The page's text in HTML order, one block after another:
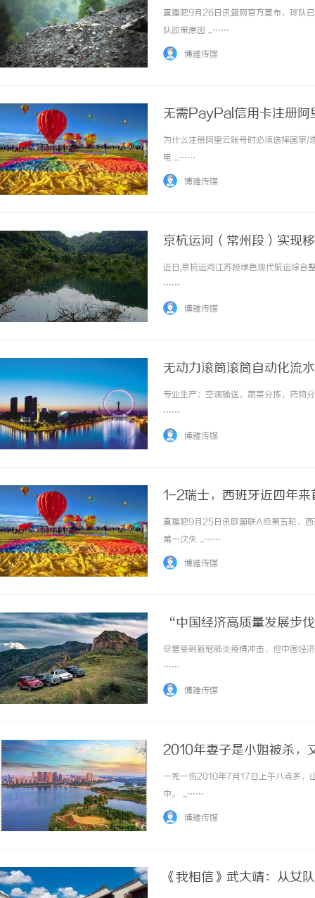
直播吧9月26日讯篮网官方宣布，球
队政策原因 ...……
博雅传媒
无需PayPal信用卡注册阿
为什么注册阿里云账号时必须选择国家
电 ...……
博雅传媒
京杭运河（常州段）实现
近日,京杭运河江苏段绿色现代航运综合
……
博雅传媒
无动力滚筒滚筒自动化流
专业生产；空调输送，蔬菜分拣，药物
……
博雅传媒
1-2瑞士，西班牙近四年来
直播吧9月25日讯欧国联A级第五轮，
第一次失 ...……
博雅传媒
“中国经济高质量发展步
尽管受到新冠肺炎疫情冲击，但中国经
……
博雅传媒
2010年妻子是小姐被杀，
一死一伤2010年7月17日上午八点多，
中。 ...……
博雅传媒
《我相信》武大靖：从女